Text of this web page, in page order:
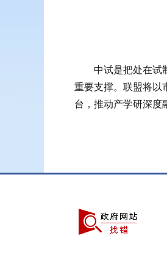
中试是把处在试制
重要支撑。联盟将以
台，推动产学研深度